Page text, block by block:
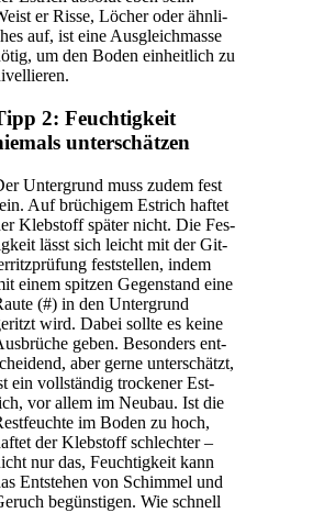
er Ris­se, Löcher oder ähn­li­
auf, ist eine Aus­gleich­mas­se
um den Boden ein­heit­lich zu
2: Feuchtigkeit
unterschätzen
Unter­grund muss zudem fest
Auf brü­chi­gem Est­rich haf­tet
Kleb­stoff spä­ter nicht. Die Fes­
lässt sich leicht mit der Git­
fest­stel­len, indem
einem spit­zen Gegen­stand eine
(#) in den Unter­grund
wird. Dabei soll­te es kei­ne
geben. Beson­ders ent­
aber ger­ne unter­schätzt,
ein voll­stän­dig tro­cke­ner Est­
vor allem im Neu­bau. Ist die
im Boden zu hoch,
der Kleb­stoff schlech­ter –
nur das, Feuch­tig­keit kann
Ent­ste­hen von Schim­mel und
begüns­ti­gen. Wie schnell